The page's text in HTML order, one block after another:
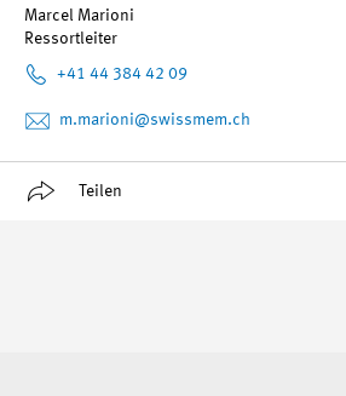
Marcel Marioni
Ressortleiter
+41 44 384 42 09
m.marioni@swissmem.ch
Teilen